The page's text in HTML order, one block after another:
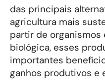
das principais
agricultura mais
partir de
biológica, esses
importantes
ganhos produtivos e